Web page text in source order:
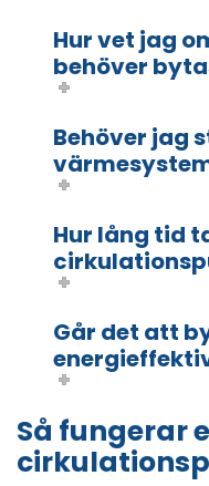
Hur vet jag
behöver
Behöver jag
Hur lång tid
Går det att
Så fungerar